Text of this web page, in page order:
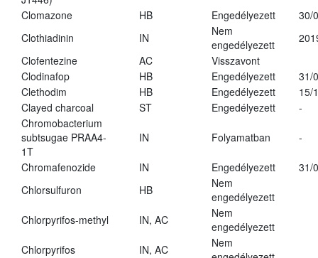
Clomazone HB Engedélyezett
30/
Clothiadinin
IN
Nem
engedélyezett
Clofentezine
AC
Visszavont
Clodinafop
HB Engedélyezett
31/
Clethodim
HB Engedélyezett
15/
Clayed charcoal
ST Engedélyezett
-
Chromobacterium
subtsugae PRAA4-
1T
IN Folyamatban -
Chromafenozide IN Engedélyezett
31/
Chlorsulfuron
HB
Nem
engedélyezett
Chlorpyrifos-methyl
IN, AC
Nem
engedélyezett
Chlorpyrifos
IN, AC
Nem